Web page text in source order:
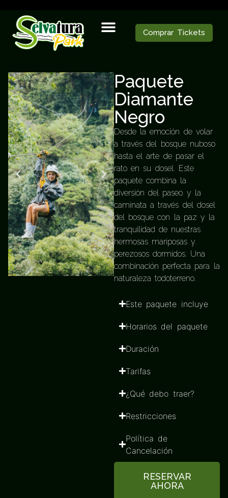
Comprar Tickets
Paquete
Diamante
Negro
Desde la emoción de volar
a través del bosque nuboso
hasta el arte de pasar el
rato en su dosel. Este
paquete combina la
diversión del paseo y la
caminata a través del dosel
del bosque con la paz y la
tranquilidad de nuestras
hermosas mariposas y
perezosos dormidos. Una
combinación perfecta para la
naturaleza todoterreno.
Este paquete incluye
Horarios del paquete
Duración
Tarifas
¿Qué debo traer?
Restricciones
Política de
Cancelación
RESERVAR
AHORA